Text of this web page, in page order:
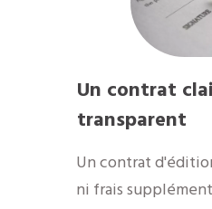
Un contrat
transparent
Un contrat
ni frais